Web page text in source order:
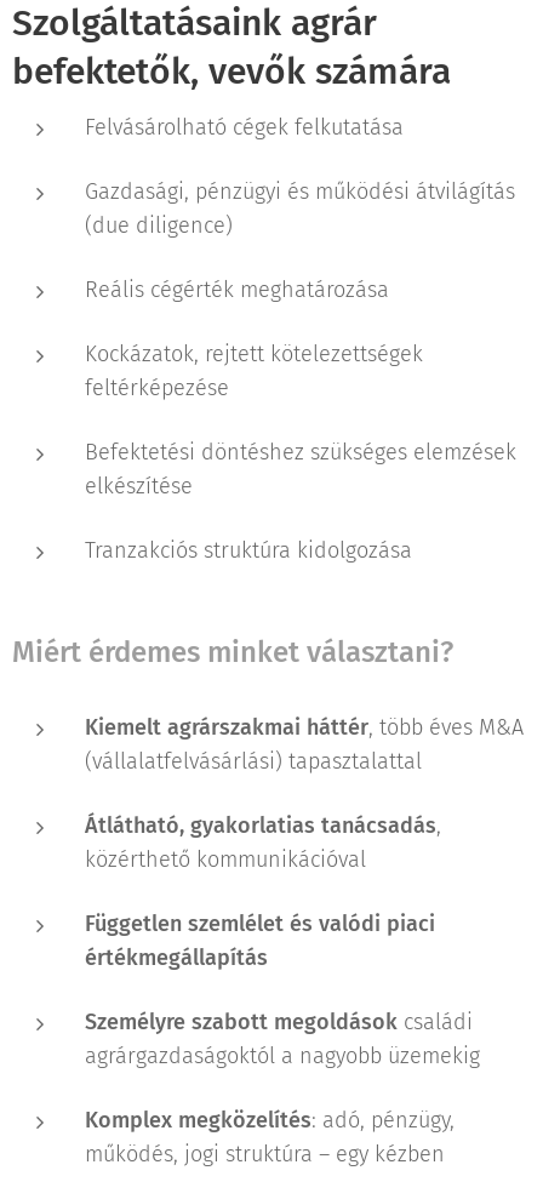
Szolgáltatásaink agrár
befektetők, vevők számára
Felvásárolható cégek felkutatása
Gazdasági, pénzügyi és működési átvilágítás
(due diligence)
Reális cégérték meghatározása
Kockázatok, rejtett kötelezettségek
feltérképezése
Befektetési döntéshez szükséges elemzések
elkészítése
Tranzakciós struktúra kidolgozása
Miért érdemes minket választani?
Kiemelt agrárszakmai háttér, több éves M&A
(vállalatfelvásárlási) tapasztalattal
Átlátható, gyakorlatias tanácsadás,
közérthető kommunikációval
Független szemlélet és valódi piaci
értékmegállapítás
Személyre szabott megoldások családi
agrárgazdaságoktól a nagyobb üzemekig
Komplex megközelítés: adó, pénzügy,
működés, jogi struktúra – egy kézben